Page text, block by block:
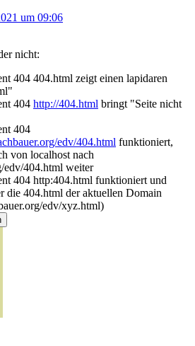
um 09:06
nicht:
404 404.html zeigt einen lapidaren
404 http://404.html bringt "Seite nicht
404
edv/404.html funktioniert,
von localhost nach
edv/404.html weiter
404 http:404.html funktioniert und
die 404.html der aktuellen Domain
edv/xyz.html)